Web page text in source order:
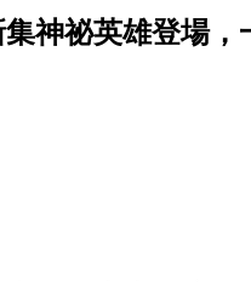
集神祕英雄登場